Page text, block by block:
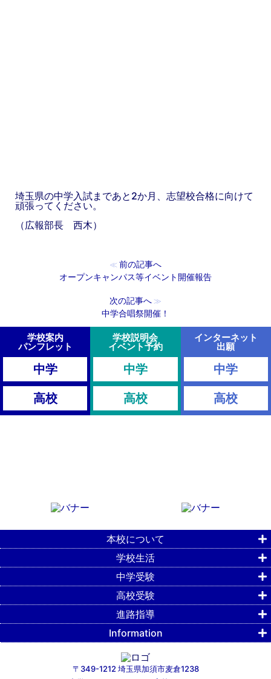
埼玉県の中学入試まであと2か月、志望校合格に向けて
頑張ってください。
（広報部長 西木）
≪ 前の記事へ
オープンキャンパス等イベント開催報告
次の記事へ ≫
中学合唱祭開催！
学校案内
パンフレット
中学
高校
学校説明会
イベント予約
中学
高校
インターネット
出願
中学
高校
〒349-1212 埼玉県加須市麦倉1238
本校について
学校生活
中学受験
高校受験
進路指導
Information